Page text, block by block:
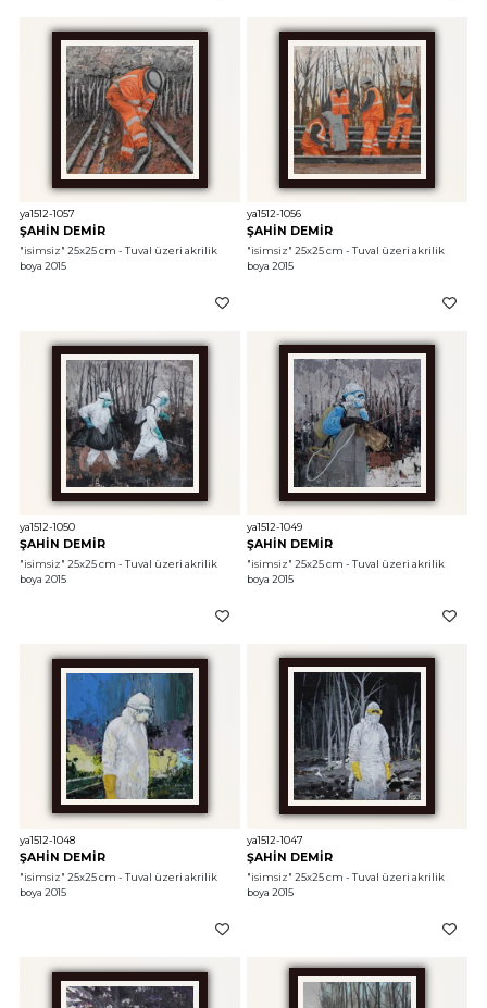
ya1512-1057
ŞAHİN DEMİR
"isimsiz" 25x25 cm - Tuval üzeri akrilik
boya 2015
ya1512-1056
ŞAHİN DEMİR
"isimsiz" 25x25 cm - Tuval üzeri akrilik
boya 2015
ya1512-1050
ŞAHİN DEMİR
"isimsiz" 25x25 cm - Tuval üzeri akrilik
boya 2015
ya1512-1049
ŞAHİN DEMİR
"isimsiz" 25x25 cm - Tuval üzeri akrilik
boya 2015
ya1512-1048
ŞAHİN DEMİR
"isimsiz" 25x25 cm - Tuval üzeri akrilik
boya 2015
ya1512-1047
ŞAHİN DEMİR
"isimsiz" 25x25 cm - Tuval üzeri akrilik
boya 2015